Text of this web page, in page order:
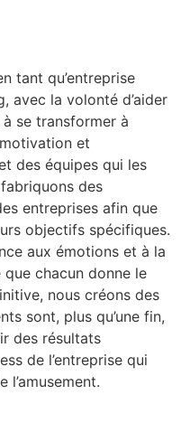
tant qu’entreprise
avec la volonté d’aider
se transformer à
et
des équipes qui les
des
entreprises afin que
objectifs spécifiques.
aux émotions et à la
chacun donne le
nous créons des
sont, plus qu’une fin,
des résultats
de l’entreprise qui
l’amusement.